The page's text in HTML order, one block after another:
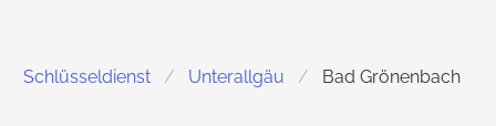
Schlüsseldienst Unterallgäu Bad Grönenbach